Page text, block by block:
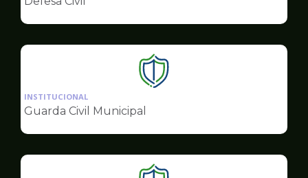
Segurança
Ilustração
da
Segurança
INSTITUCIONAL
Guarda Civil Municipal